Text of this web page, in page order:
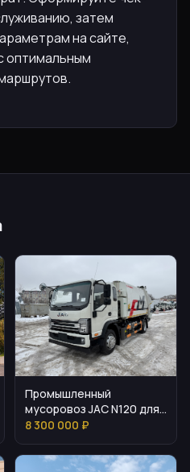
затем
на сайте,
оптимальным
Промышленный
мусоровоз JAC N120 для
регулярного вывоза
8 300 000 ₽